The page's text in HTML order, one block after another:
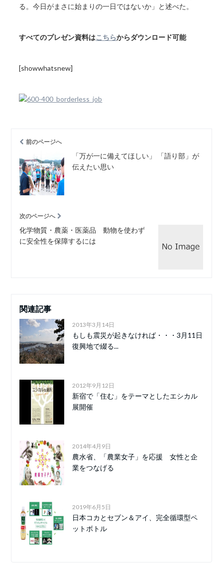
る。今日がまさに始まりの一日ではないか」と述べた。
すべてのプレゼン資料はこちらからダウンロード可能
[showwhatsnew]
前のページへ
「万が一に備えてほしい」 「語り部」が
伝えたい思い
次のページへ
化学物質・農薬・医薬品 動物を使わず
に安全性を保障するには
関連記事
2013年3月14日
もしも震災が起きなければ・・・3月11日
復興地で綴る...
2012年9月12日
新宿で「住む」をテーマとしたエシカル
展開催
2014年4月9日
農水省、「農業女子」を応援 女性と企
業をつなげる
2019年6月5日
日本コカとセブン＆アイ、完全循環型ペ
ットボトル